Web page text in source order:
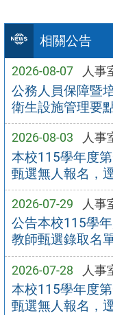
相關公告
2026-08-07 人事
公務人員保障暨
衛生設施管理要
2026-08-03 人事
本校115學年度
甄選無人報名，
2026-07-29 人事
公告本校115學
教師甄選錄取名
2026-07-28 人事
本校115學年度
甄選無人報名，